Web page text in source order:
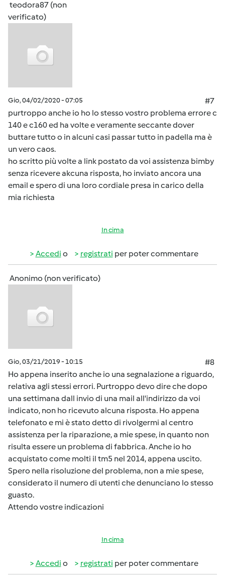
teodora87 (non
verificato)
Gio, 04/02/2020 - 07:05
#7
purtroppo anche io ho lo stesso vostro problema errore c
140 e c160 ed ha volte e veramente seccante dover
buttare tutto o in alcuni casi passar tutto in padella ma è
un vero caos.
ho scritto più volte a link postato da voi assistenza bimby
senza ricevere akcuna risposta, ho inviato ancora una
email e spero di una loro cordiale presa in carico della
mia richiesta
In cima
Accedi o registrati per poter commentare
Anonimo (non verificato)
Gio, 03/21/2019 - 10:15
#8
Ho appena inserito anche io una segnalazione a riguardo,
relativa agli stessi errori. Purtroppo devo dire che dopo
una settimana dall invio di una mail all'indirizzo da voi
indicato, non ho ricevuto alcuna risposta. Ho appena
telefonato e mi è stato detto di rivolgermi al centro
assistenza per la riparazione, a mie spese, in quanto non
risulta essere un problema di fabbrica. Anche io ho
acquistato come molti il tm5 nel 2014, appena uscito.
Spero nella risoluzione del problema, non a mie spese,
considerato il numero di utenti che denunciano lo stesso
guasto.
Attendo vostre indicazioni
In cima
Accedi o registrati per poter commentare